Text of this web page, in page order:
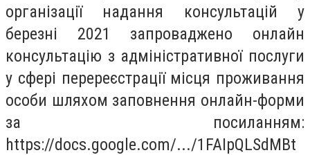
організації надання консультацій у
березні 2021 запроваджено онлайн
консультацію з адміністративної послуги
у сфері перереєстрації місця проживання
особи шляхом заповнення онлайн-форми
за посиланням:
https://docs.google.com/.../1FAIpQLSdMBt